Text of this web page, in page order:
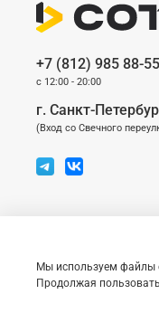
+7 (812) 985 88-55
c 12:00 - 20:00
г. Санкт-
(Вход со Cвечного
© 2026 «Сотик» —
Сайт носит сугубо
логотип Apple являются
Мы используем файлы
Продолжая